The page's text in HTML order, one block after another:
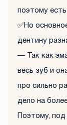
поэтому
✅Но
дентину
— Так как
весь зуб и
про сильно
дело на
Поэтому,